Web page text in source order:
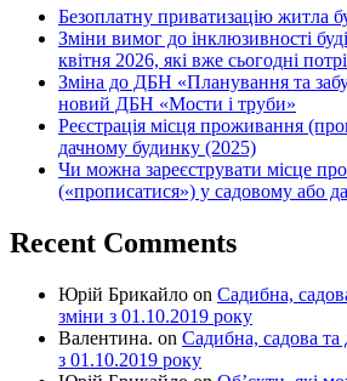
Безоплатну приватизацію житла
Зміни вимог до інклюзивності
квітня 2026, які вже сьогодні
Зміна до ДБН «Планування та
новий ДБН «Мости і труби»
Реєстрація місця проживання
дачному будинку (2025)
Чи можна зареєструвати місце
(«прописатися») у садовому або
Recent Comments
Юрій Брикайло on Садибна,
зміни з 01.10.2019 року
Валентина. on Садибна, садова та
з 01.10.2019 року